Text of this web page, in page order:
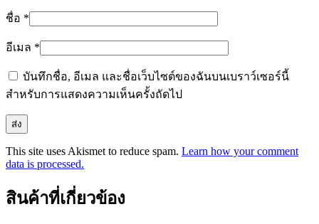
ชื่อ *
อีเมล *
บันทึกชื่อ, อีเมล และชื่อเว็บไซต์ของฉันบนเบราว์เซอร์นี้
สำหรับการแสดงความเห็นครั้งถัดไป
This site uses Akismet to reduce spam. Learn how your comment
data is processed.
สินค้าที่เกี่ยวข้อง